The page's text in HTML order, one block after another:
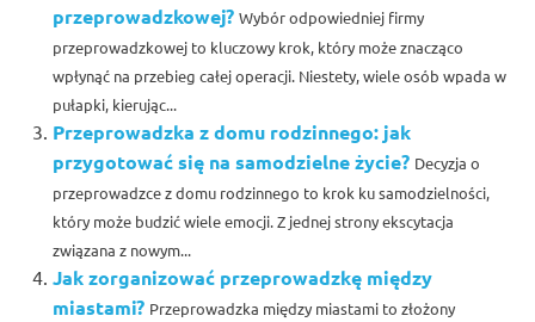
przeprowadzkowej? Wybór odpowiedniej firmy
przeprowadzkowej to kluczowy krok, który może znacząco
wpłynąć na przebieg całej operacji. Niestety, wiele osób wpada w
pułapki, kierując...
Przeprowadzka z domu rodzinnego: jak
przygotować się na samodzielne życie? Decyzja o
przeprowadzce z domu rodzinnego to krok ku samodzielności,
który może budzić wiele emocji. Z jednej strony ekscytacja
związana z nowym...
Jak zorganizować przeprowadzkę między
miastami? Przeprowadzka między miastami to złożony